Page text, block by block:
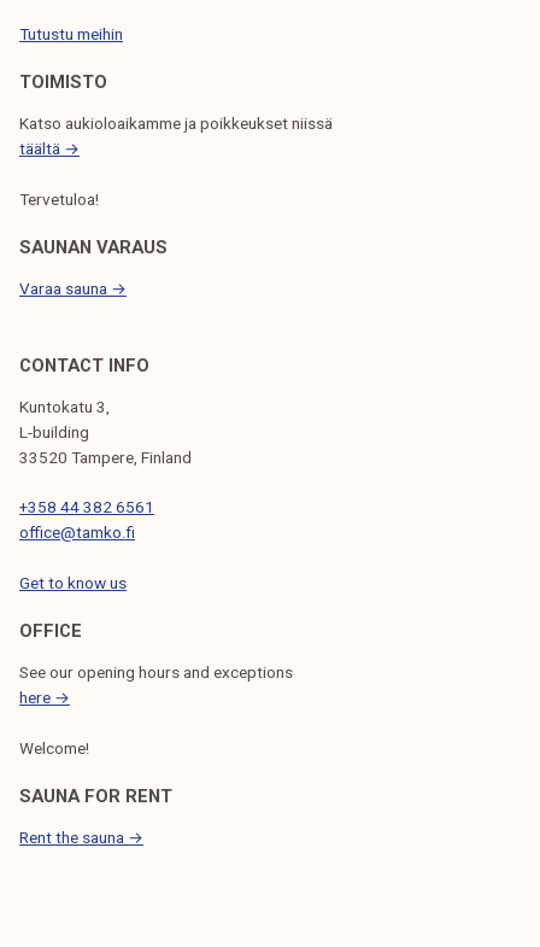
E
L
A
U
S
Tutustu meihin
TOIMISTO
Katso aukioloaikamme ja poikkeukset niissä
täältä →
Tervetuloa!
SAUNAN VARAUS
Varaa sauna →
CONTACT INFO
Kuntokatu 3,
L-building
33520 Tampere, Finland
+358 44 382 6561
office@tamko.fi
Get to know us
OFFICE
See our opening hours and exceptions
here →
Welcome!
SAUNA FOR RENT
Rent the sauna →